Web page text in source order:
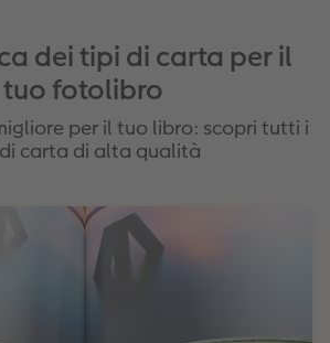
dei tipi di carta per il
tuo fotolibro
per il tuo libro: scopri tutti i
carta di alta qualità